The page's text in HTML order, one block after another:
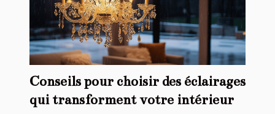
Conseils pour choisir des éclairages
qui transforment votre intérieur